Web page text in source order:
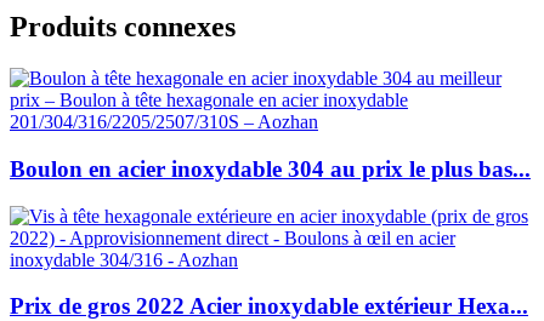
Produits connexes
Boulon en acier inoxydable 304 au prix le plus bas...
Prix de gros 2022 Acier inoxydable extérieur Hexa...